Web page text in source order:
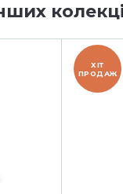
ХІТ
ПРОДАЖ